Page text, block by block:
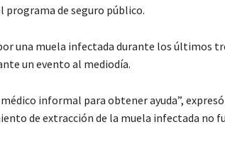
programa de seguro público.
una muela infectada durante los últimos
un evento al mediodía.
informal para obtener ayuda”,
de extracción de la muela infectada no